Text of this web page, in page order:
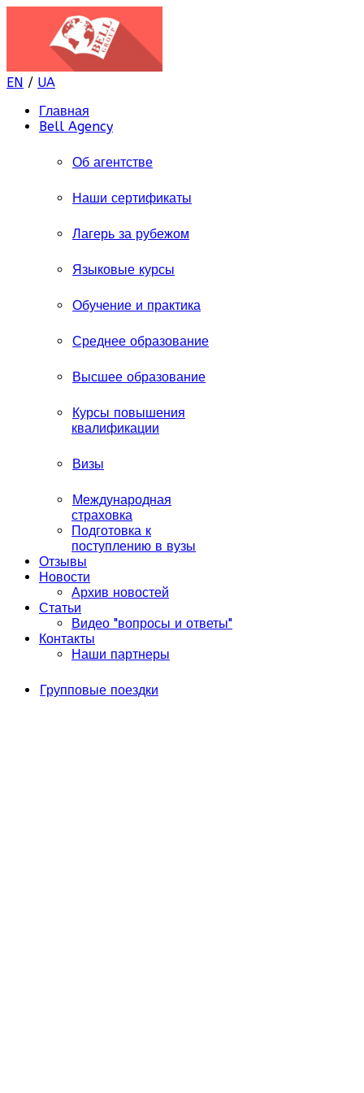
EN / UA
Главная
Bell Agency
Об агентстве
Наши сертификаты
Лагерь за рубежом
Языковые курсы
Обучение и практика
Среднее образование
Высшее образование
Курсы повышения
квалификации
Визы
Международная
страховка
Подготовка к
поступлению в вузы
Отзывы
Новости
Архив новостей
Статьи
Видео "вопросы и ответы"
Контакты
Наши партнеры
Групповые поездки